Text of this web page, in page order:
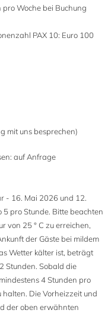
10+4
Woche bei Buchung
PAX 10: Euro 100
mit uns besprechen)
auf Anfrage
- 16. Mai 2026 und 12.
pro Stunde. Bitte beachten
von 25 ° C zu erreichen,
der Gäste bei mildem
Wetter kälter ist, beträgt
Stunden. Sobald die
4 Stunden pro
Die Vorheizzeit und
der oben erwähnten